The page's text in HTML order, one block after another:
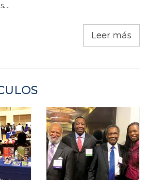
Leer más